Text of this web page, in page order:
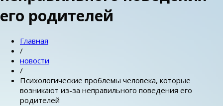
его родителей
Главная
/
новости
/
Психологические проблемы человека, которые
возникают из-за неправильного поведения его
родителей